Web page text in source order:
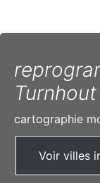
Turnhout
cartographie
Voir villes